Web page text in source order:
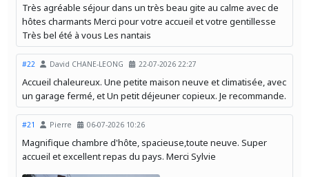
Très agréable séjour dans un très beau gite au calme avec de
hôtes charmants Merci pour votre accueil et votre gentillesse
Très bel été à vous Les nantais
#22 David CHANE-LEONG 22-07-2026 22:27
Accueil chaleureux. Une petite maison neuve et climatisée, avec
un garage fermé, et Un petit déjeuner copieux. Je recommande.
#21 Pierre 06-07-2026 10:26
Magnifique chambre d'hôte, spacieuse,toute neuve. Super
accueil et excellent repas du pays. Merci Sylvie